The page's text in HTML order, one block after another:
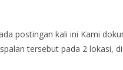
postingan kali ini Kami
tersebut pada 2 lokasi,